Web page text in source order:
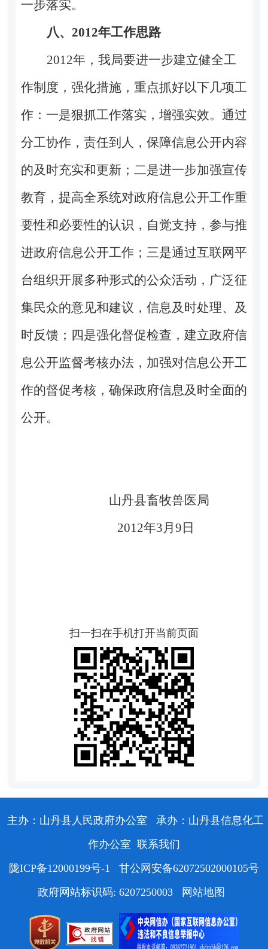
一步落实。
八、2012年工作思路
2012年，我局要进一步建立健全工
作制度，强化措施，重点抓好以下几项工
作：一是狠抓工作落实，增强实效。通过
分工协作，责任到人，保障信息公开内容
的及时充实和更新；二是进一步加强宣传
教育，提高全系统对政府信息公开工作重
要性和必要性的认识，自觉支持，参与推
进政府信息公开工作；三是通过互联网平
台组织开展多种形式的公众活动，广泛征
集民众的意见和建议，信息及时处理、及
时反馈；四是强化督促检查，建立政府信
息公开监督考核办法，加强对信息公开工
作的督促考核，确保政府信息及时全面的
公开。
山丹县畜牧兽医局
2012年3月9日
扫一扫在手机打开当前页面
主办：山丹县人民政府办公室
承办：山丹县信息化工
作办公室 联系我们
陇ICP备12000199号-1
甘公网安备62072502000105号
政府网站标识码: 6207250003
网站地图